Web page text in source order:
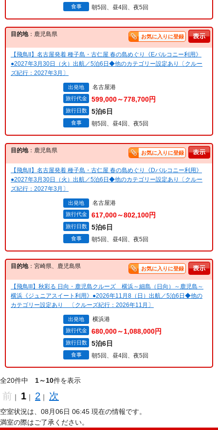
食事 朝5回、昼4回、夜5回
目的地：鹿児島県 お気に入りに登録
【飛鳥II】名古屋発着 種子島・古仁屋 春の島めぐり《Eバルコニー利用》
●2027年3月30日（火）出航／5泊6日◆他のカテゴリー設定あり〔クルー
ズ紀行：2027年3月〕
出発地 名古屋港
旅行代金 599,000～778,700円
旅行日数 5泊6日
食事 朝5回、昼4回、夜5回
目的地：鹿児島県 お気に入りに登録
【飛鳥II】名古屋発着 種子島・古仁屋 春の島めぐり《Dバルコニー利用》
●2027年3月30日（火）出航／5泊6日◆他のカテゴリー設定あり〔クルー
ズ紀行：2027年3月〕
出発地 名古屋港
旅行代金 617,000～802,100円
旅行日数 5泊6日
食事 朝5回、昼4回、夜5回
目的地：宮崎県、鹿児島県 お気に入りに登録
【飛鳥III】秋彩る 日向・鹿児島クルーズ 横浜～細島（日向）～鹿児島～
横浜《ジュニアスイート利用》●2026年11月8（日）出航／5泊6日◆他の
カテゴリー設定あり 〔クルーズ紀行：2026年11月〕
出発地 横浜港
旅行代金 680,000～1,088,000円
旅行日数 5泊6日
食事 朝5回、昼4回、夜5回
全20件中 1～10件を表示
前 ｜ 1 ｜ 2 ｜ 次
空室状況は、08月06日 06:45 現在の情報です。
満室の際はご了承ください。